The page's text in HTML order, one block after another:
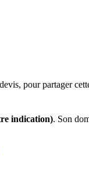
pour partager
indication). Son